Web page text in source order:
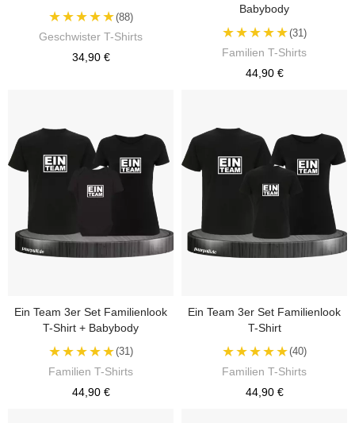
★★★★★(88)
Geschwister T-Shirts
34,90 €
Babybody
★★★★★(31)
Familien T-Shirts
44,90 €
Ein Team 3er Set Familienlook
T-Shirt + Babybody
★★★★★(31)
Familien T-Shirts
44,90 €
Ein Team 3er Set Familienlook
T-Shirt
★★★★★(40)
Familien T-Shirts
44,90 €